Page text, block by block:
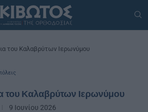
του Καλαβρύτων Ιερωνύμου
του Καλαβρύτων Ιερωνύμου
9 Ιουνίου 2026